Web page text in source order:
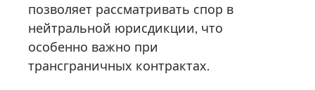
позволяет рассматривать спор в
нейтральной юрисдикции, что
особенно важно при
трансграничных контрактах.